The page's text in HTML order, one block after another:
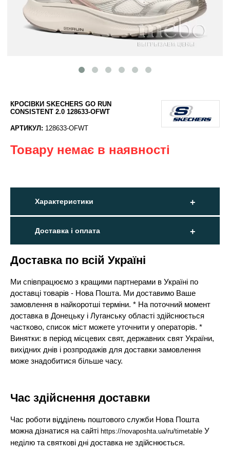
КРОСІВКИ SKECHERS GO RUN
CONSISTENT 2.0 128633-OFWT
АРТИКУЛ: 128633-OFWT
Товару немає в наявності
Характеристики
Доставка і оплата
Доставка по всій Україні
Ми співпрацюємо з кращими партнерами в Україні по
доставці товарів - Нова Пошта. Ми доставимо Ваше
замовлення в найкоротші терміни. * На поточний момент
доставка в Донецьку і Луганську області здійснюється
частково, список міст можете уточнити у операторів. *
Винятки: в період місцевих свят, державних свят України,
вихідних днів і розпродажів для доставки замовлення
може знадобитися більше часу.
Час здійснення доставки
Час роботи відділень поштового служби Нова Пошта
можна дізнатися на сайтіhttps://novaposhta.ua/ru/timetable У
неділю та святкові дні доставка не здійснюється.